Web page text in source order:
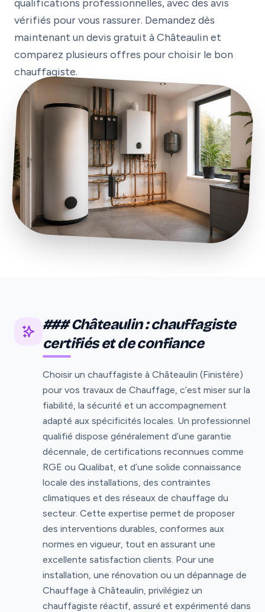
qualifications professionnelles, avec des avis
vérifiés pour vous rassurer. Demandez dès
maintenant un devis gratuit à Châteaulin et
comparez plusieurs offres pour choisir le bon
chauffagiste.
### Châteaulin : chauffagiste
certifiés et de confiance
Choisir un chauffagiste à Châteaulin (Finistère)
pour vos travaux de Chauffage, c’est miser sur la
fiabilité, la sécurité et un accompagnement
adapté aux spécificités locales. Un professionnel
qualifié dispose généralement d’une garantie
décennale, de certifications reconnues comme
RGE ou Qualibat, et d’une solide connaissance
locale des installations, des contraintes
climatiques et des réseaux de chauffage du
secteur. Cette expertise permet de proposer
des interventions durables, conformes aux
normes en vigueur, tout en assurant une
excellente satisfaction clients. Pour une
installation, une rénovation ou un dépannage de
Chauffage à Châteaulin, privilégiez un
chauffagiste réactif, assuré et expérimenté dans